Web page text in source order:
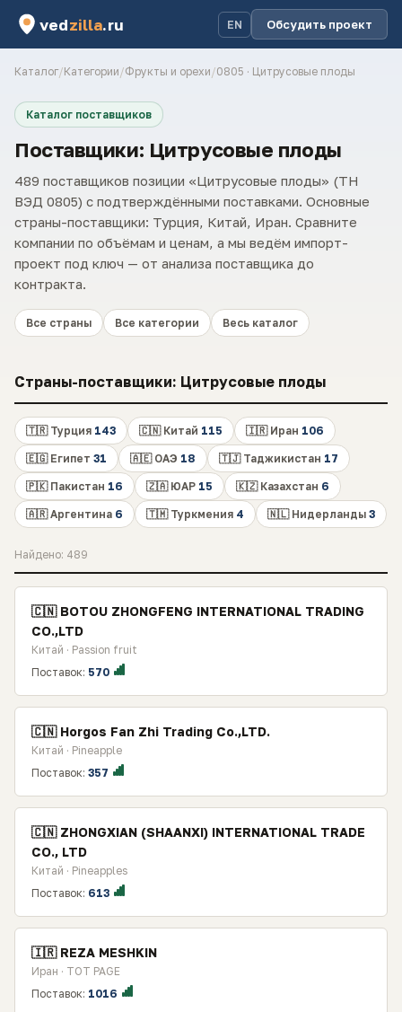
vedzilla.ru EN Обсудить проект
Каталог/Категории/Фрукты и орехи/0805 · Цитрусовые плоды
Каталог поставщиков
Поставщики: Цитрусовые плоды
489 поставщиков позиции «Цитрусовые плоды» (ТН
ВЭД 0805) с подтверждёнными поставками. Основные
страны-поставщики: Турция, Китай, Иран. Сравните
компании по объёмам и ценам, а мы ведём импорт-
проект под ключ — от анализа поставщика до
контракта.
Все страны Все категории Весь каталог
Страны-поставщики: Цитрусовые плоды
🇹🇷 Турция 143 🇨🇳 Китай 115 🇮🇷 Иран 106
🇪🇬 Египет 31 🇦🇪 ОАЭ 18 🇹🇯 Таджикистан 17
🇵🇰 Пакистан 16 🇿🇦 ЮАР 15 🇰🇿 Казахстан 6
🇦🇷 Аргентина 6 🇹🇲 Туркмения 4 🇳🇱 Нидерланды 3
Найдено: 489
🇨🇳 BOTOU ZHONGFENG INTERNATIONAL TRADING
CO.,LTD
Китай · Passion fruit
Поставок: 570
🇨🇳 Horgos Fan Zhi Trading Co.,LTD.
Китай · Pineapple
Поставок: 357
🇨🇳 ZHONGXIAN (SHAANXI) INTERNATIONAL TRADE
CO., LTD
Китай · Pineapples
Поставок: 613
🇮🇷 REZA MESHKIN
Иран · TOT PAGE
Поставок: 1016